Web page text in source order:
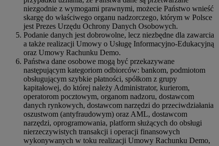
niezgodnie z wymogami prawnymi, możecie Państwo wnieść
skargę do właściwego organu nadzorczego, którym w Polsce
jest Prezes Urzędu Ochrony Danych Osobowych.
Podanie danych jest dobrowolne, lecz niezbędne dla zawarcia
a także realizacji Umowy o Usługę Informacyjno-Edukacyjną
oraz Umowy Rachunku Demo.
Państwa dane osobowe mogą być przekazywane
następującym kategoriom odbiorców: bankom, podmiotom
obsługującym szybkie płatności, spółkom z grupy
kapitałowej, do której należy Administrator, kurierom,
operatorom pocztowym, organom nadzoru, dostawcom
danych rynkowych, dostawcom narzędzi do przeciwdziałania
oszustwom (antyfraudowym) oraz AML, dostawcom
narzędzi, oprogramowania, platform służących do obsługi
nierzeczywistych transakcji i operacji finansowych
wykonywanych w toku realizacji Umowy Rachunku Demo,